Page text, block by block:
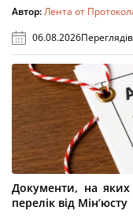
Автор:Лента от
06.08.2026
Документи, на яких
перелік від Мін’юсту